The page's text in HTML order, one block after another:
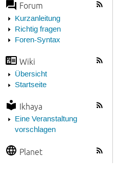
Forum
Kurzanleitung
Richtig fragen
Foren-Syntax
Wiki
Übersicht
Startseite
Ikhaya
Eine Veranstaltung
vorschlagen
Planet